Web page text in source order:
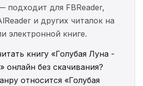
подходит для FBReader,
и других читалок на
электронной книге.
книгу «Голубая Луна -
онлайн без скачивания?
относится «Голубая